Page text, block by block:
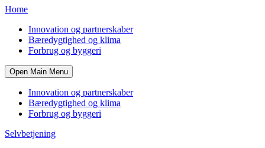
Home
Innovation og partnerskaber
Bæredygtighed og klima
Forbrug og byggeri
Open Main Menu
Innovation og partnerskaber
Bæredygtighed og klima
Forbrug og byggeri
Selvbetjening